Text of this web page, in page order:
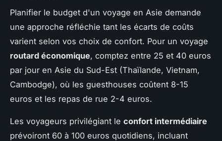
Planifier le budget d'un voyage en Asie demande
une approche réfléchie tant les écarts de coûts
varient selon vos choix de confort. Pour un voyage
routard économique, comptez entre 25 et 40 euros
par jour en Asie du Sud-Est (Thaïlande, Vietnam,
Cambodge), où les guesthouses coûtent 8-15
euros et les repas de rue 2-4 euros.
Les voyageurs privilégiant le confort intermédiaire
prévoiront 60 à 100 euros quotidiens, incluant